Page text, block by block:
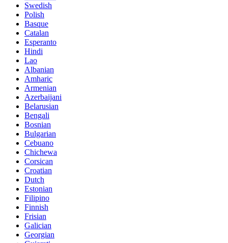
Swedish
Polish
Basque
Catalan
Esperanto
Hindi
Lao
Albanian
Amharic
Armenian
Azerbaijani
Belarusian
Bengali
Bosnian
Bulgarian
Cebuano
Chichewa
Corsican
Croatian
Dutch
Estonian
Filipino
Finnish
Frisian
Galician
Georgian